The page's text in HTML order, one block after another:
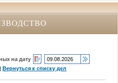
на дату
|Вернуться к списку дел